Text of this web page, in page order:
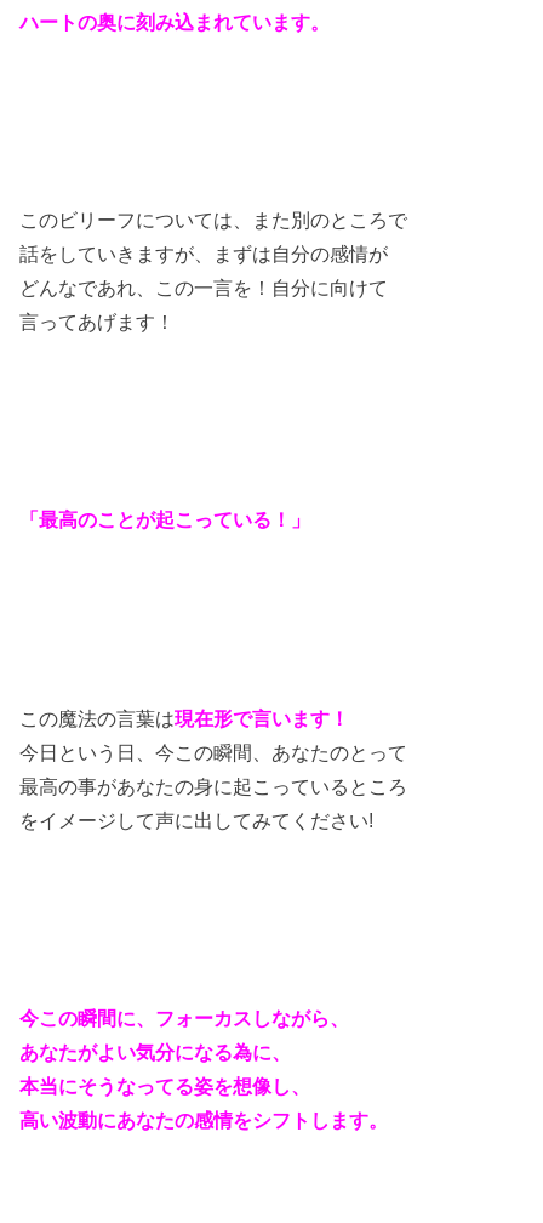
ハートの奥に刻み込まれています。
このビリーフについては、また別のところで
話をしていきますが、まずは自分の感情が
どんなであれ、この一言を！自分に向けて
言ってあげます！
「最高のことが起こっている！」
この魔法の言葉は現在形で言います！
今日という日、今この瞬間、あなたのとって
最高の事があなたの身に起こっているところ
をイメージして声に出してみてください!
今この瞬間に、フォーカスしながら、
あなたがよい気分になる為に、
本当にそうなってる姿を想像し、
高い波動にあなたの感情をシフトします。